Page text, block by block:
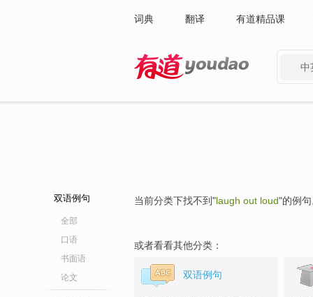
词典 翻译 有道精品课
中
双语例句
全部
口语
书面语
论文
当前分类下找不到"laugh out loud"的例句
或者看看其他分类：
双语例句